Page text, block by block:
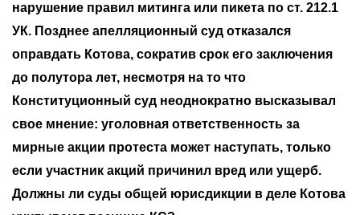
нарушение правил митинга или пикета по ст. 212.1
УК. Позднее апелляционный суд отказался
оправдать Котова, сократив срок его заключения
до полутора лет, несмотря на то что
Конституционный суд неоднократно высказывал
свое мнение: уголовная ответственность за
мирные акции протеста может наступать, только
если участник акций причинил вред или ущерб.
Должны ли суды общей юрисдикции в деле Котова